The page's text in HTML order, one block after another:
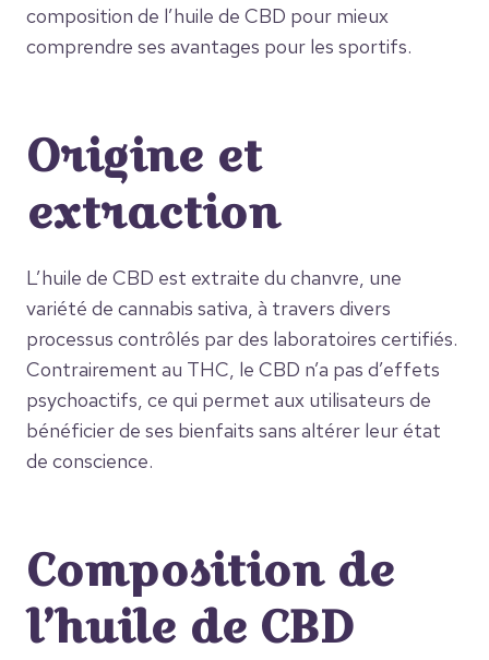
composition de l’huile de CBD pour mieux
comprendre ses avantages pour les sportifs.
Origine et
extraction
L’huile de CBD est extraite du chanvre, une
variété de cannabis sativa, à travers divers
processus contrôlés par des laboratoires certifiés.
Contrairement au THC, le CBD n’a pas d’effets
psychoactifs, ce qui permet aux utilisateurs de
bénéficier de ses bienfaits sans altérer leur état
de conscience.
Composition de
l’huile de CBD